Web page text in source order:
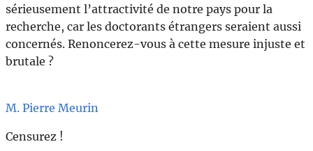
sérieusement l’attractivité de notre pays pour la
recherche, car les doctorants étrangers seraient aussi
concernés. Renoncerez-vous à cette mesure injuste et
brutale ?
M. Pierre Meurin
Censurez !